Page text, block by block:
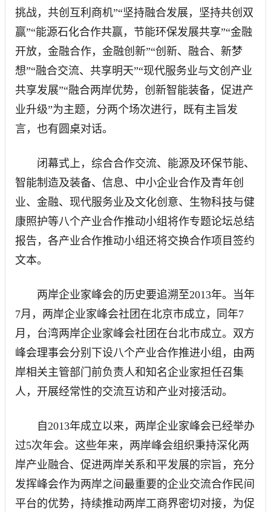
挑战，共创互利商机”“坚持融合发展，坚持共创双
赢”“能源石化合作共赢，节能环保发展共享”“金融
开放，金融合作，金融创新”“创新、融合、新梦
想”“融合交流、共享明天”“现代服务业与文创产业
共享发展”“融合两岸优势，创新智能装备，促进产
业升级”为主题，分两个场次进行，既有主旨发
言，也有圆桌对话。
闭幕式上，综合合作交流、能源及环保节能、
智能制造及装备、信息、中小企业合作及青年创
业、金融、现代服务业及文化创意、生物科技与健
康照护等八个产业合作推动小组将作专题论坛总结
报告，各产业合作推动小组还将交换合作项目签约
文本。
两岸企业家峰会的历史要追溯至2013年。当年
7月，两岸企业家峰会社团在北京市成立，同年7
月，台湾两岸企业家峰会社团在台北市成立。双方
峰会理事会分别下设八个产业合作推进小组，由两
岸相关主管部门前负责人和知名企业家担任召集
人，开展经常性的交流互访和产业对接活动。
自2013年成立以来，两岸企业家峰会已经举办
过5次年会。这些年来，两岸峰会组织秉持深化两
岸产业融合、促进两岸关系和平发展的宗旨，充分
发挥峰会作为两岸之间最重要的企业交流合作民间
平台的优势，持续推动两岸工商界密切对接，为促